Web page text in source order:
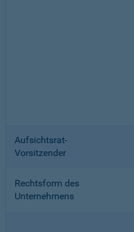
Aufsichtsrat-
Vorsitzender
Rechtsform des
Unternehmens